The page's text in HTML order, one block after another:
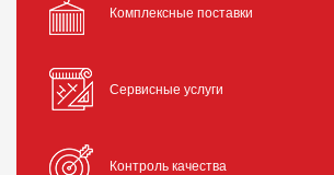
Комплексные поставки
Сервисные услуги
Контроль качества